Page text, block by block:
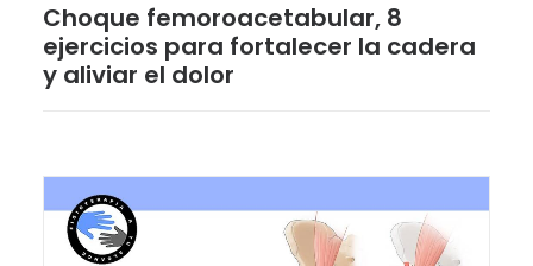
Choque femoroacetabular, 8
ejercicios para fortalecer la cadera
y aliviar el dolor